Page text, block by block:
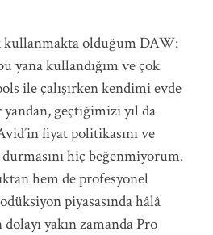
olduğum DAW:
yana kullandığım ve çok
ile çalışırken kendimi evde
geçtiğimizi yıl da
fiyat politikasını ve
hiç beğenmiyorum.
hem de profesyonel
piyasasında hâlâ
yakın zamanda Pro